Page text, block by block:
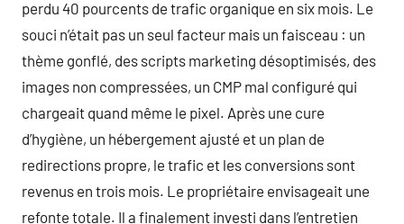
perdu 40 pourcents de trafic organique en six mois. Le
souci n’était pas un seul facteur mais un faisceau : un
thème gonflé, des scripts marketing désoptimisés, des
images non compressées, un CMP mal configuré qui
chargeait quand même le pixel. Après une cure
d’hygiène, un hébergement ajusté et un plan de
redirections propre, le trafic et les conversions sont
revenus en trois mois. Le propriétaire envisageait une
refonte totale. Il a finalement investi dans l’entretien